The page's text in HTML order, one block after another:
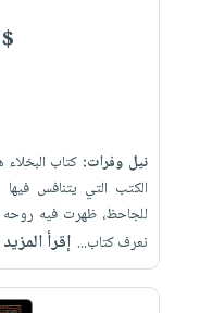
نيل وفرات: كتاب
الكتب التي يتنافس فيها
للجاحظ، ظهرت فيه روحه
نعرف كتاب... إقرأ